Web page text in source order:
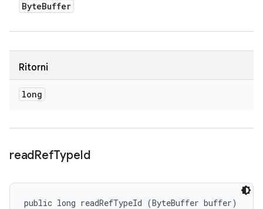
ByteBuffer
Ritorni
long
readRefTypeId
public long readRefTypeId (ByteBuffer buffer)